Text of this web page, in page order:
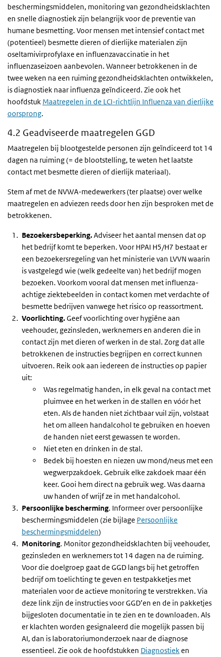
beschermingsmiddelen, monitoring van gezondheidsklachten
en snelle diagnostiek zijn belangrijk voor de preventie van
humane besmetting. Voor mensen met intensief contact met
(potentieel) besmette dieren of dierlijke materialen zijn
oseltamivirprofylaxe en influenzavaccinatie in het
influenzaseizoen aanbevolen. Wanneer betrokkenen in de
twee weken na een ruiming gezondheidsklachten ontwikkelen,
is diagnostiek naar influenza geïndiceerd. Zie ook het
hoofdstuk Maatregelen in de LCI-richtlijn Influenza van dierlijke
oorsprong.
4.2 Geadviseerde maatregelen GGD
Maatregelen bij blootgestelde personen zijn geïndiceerd tot 14
dagen na ruiming (= de blootstelling, te weten het laatste
contact met besmette dieren of dierlijk materiaal).
Stem af met de NVWA-medewerkers (ter plaatse) over welke
maatregelen en adviezen reeds door hen zijn besproken met de
betrokkenen.
Bezoekersbeperking.Adviseer het aantal mensen dat op
het bedrijf komt te beperken. Voor HPAI H5/H7 bestaat er
een bezoekersregeling van het ministerie van LVVN waarin
is vastgelegd wie (welk gedeelte van) het bedrijf mogen
bezoeken. Voorkom vooral dat mensen met influenza-
achtige ziektebeelden in contact komen met verdachte of
besmette bedrijven vanwege het risico op reassortment.
Voorlichting.Geef voorlichting over hygiëne aan
veehouder, gezinsleden, werknemers en anderen die in
contact zijn met dieren of werken in de stal. Zorg dat alle
betrokkenen de instructies begrijpen en correct kunnen
uitvoeren. Reik ook aan iedereen de instructies op papier
uit:
Was regelmatig handen, in elk geval na contact met
pluimvee en het werken in de stallen en vóór het
eten. Als de handen niet zichtbaar vuil zijn, volstaat
het om alleen handalcohol te gebruiken en hoeven
de handen niet eerst gewassen te worden.
Niet eten en drinken in de stal.
Bedek bij hoesten en niezen uw mond/neus met een
wegwerpzakdoek. Gebruik elke zakdoek maar één
keer. Gooi hem direct na gebruik weg. Was daarna
uw handen of wrijf ze in met handalcohol.
Persoonlijke bescherming. Informeer over persoonlijke
beschermingsmiddelen (zie bijlage Persoonlijke
beschermingsmiddelen)
Monitoring. Monitor gezondheidsklachten bij veehouder,
gezinsleden en werknemers tot 14 dagen na de ruiming.
Voor die doelgroep gaat de GGD langs bij het getroffen
bedrijf om toelichting te geven en testpakketjes met
materialen voor de actieve monitoring te verstrekken. Via
deze link zijn de instructies voor GGD’en en de in pakketjes
bijgesloten documentatie in te zien en te downloaden. Als
er klachten worden gesignaleerd die mogelijk passen bij
AI, dan is laboratoriumonderzoek naar de diagnose
essentieel. Zie ook de hoofdstukken Diagnostiek en